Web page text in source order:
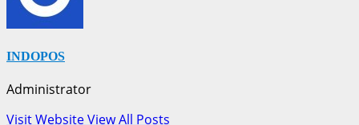
INDOPOS
Administrator
Visit WebsiteView All Posts